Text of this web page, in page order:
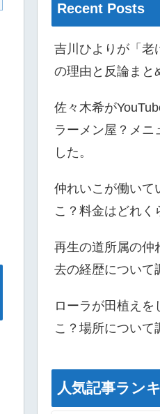
Recent Posts
吉川ひよりが「老
の理由と反論まと
佐々木希が
ラーメン屋？メニ
した。
仲れいこが働いて
こ？料金はどれく
再生の道所属の仲
去の経歴について
ローラが田植え
こ？場所について
人気記事ラン